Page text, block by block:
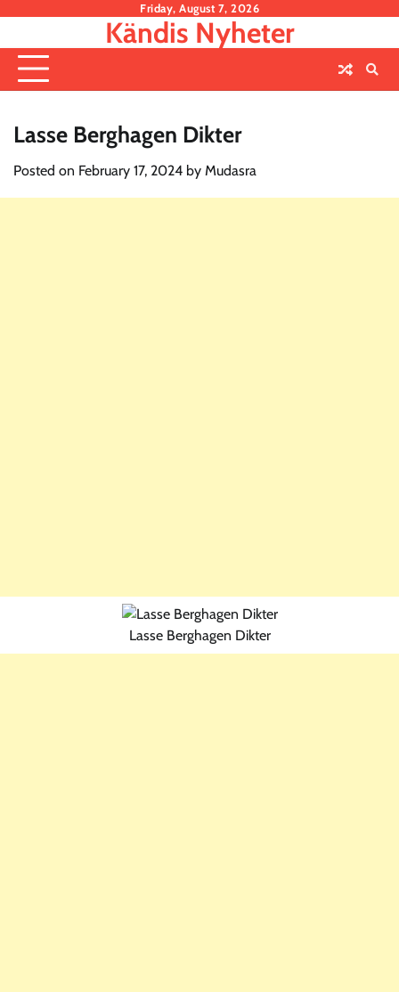
content
Friday, August 7, 2026
Kändis Nyheter
Lasse Berghagen Dikter
Posted on February 17, 2024 by Mudasra
Lasse Berghagen Dikter